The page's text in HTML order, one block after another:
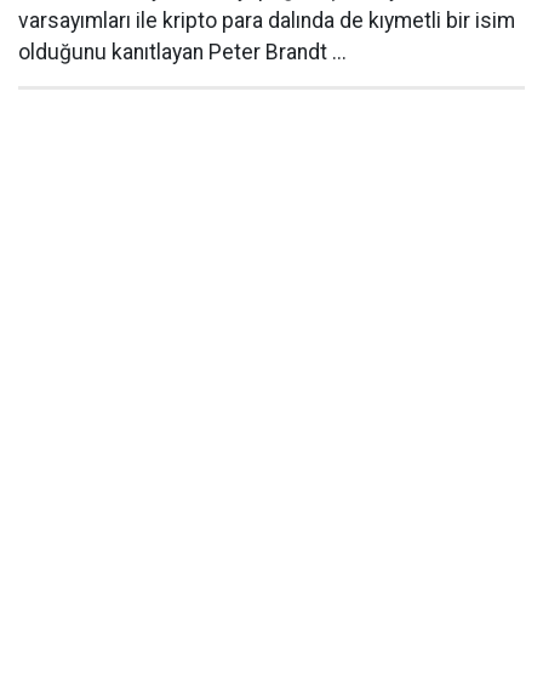
varsayımları ile kripto para dalında de kıymetli bir isim
olduğunu kanıtlayan Peter Brandt ...